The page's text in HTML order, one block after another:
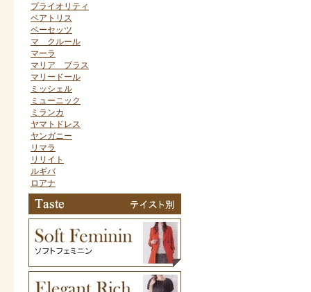
プライオリティ
ベアトリス
ベーセッツ
マ クルール
マーラ
マリア プラス
マリードール
ミッシェル
ミューニック
ミランカ
ヤマトドレス
ヤンガニー
リマラ
リリイト
ルギバ
ロアナ